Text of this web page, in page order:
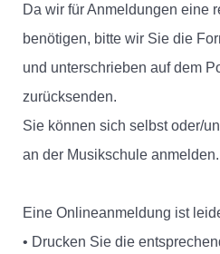
Da wir für Anmeldungen eine
benötigen, bitte wir Sie die
und unterschrieben auf dem
zurücksenden.
Sie können sich selbst oder/
an der Musikschule anmelden.
Eine Onlineanmeldung ist
• Drucken Sie die